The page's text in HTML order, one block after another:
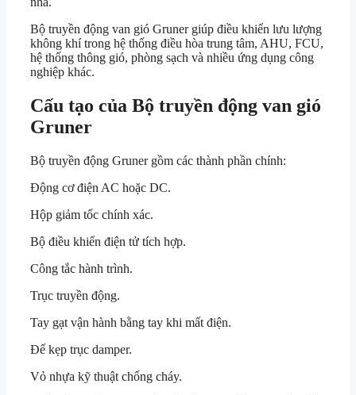
Bộ truyền động van gió Gruner giúp điều khiển lưu lượng
không khí trong hệ thống điều hòa trung tâm, AHU, FCU,
hệ thống thông gió, phòng sạch và nhiều ứng dụng công
nghiệp khác.
Cấu tạo của Bộ truyền động van gió
Gruner
Bộ truyền động Gruner gồm các thành phần chính:
Động cơ điện AC hoặc DC.
Hộp giảm tốc chính xác.
Bộ điều khiển điện tử tích hợp.
Công tắc hành trình.
Trục truyền động.
Tay gạt vận hành bằng tay khi mất điện.
Đế kẹp trục damper.
Vỏ nhựa kỹ thuật chống cháy.